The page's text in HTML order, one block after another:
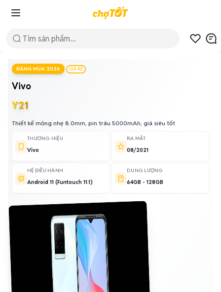
ĐÁNG MUA 2026 GIÁ RẺ
Vivo
Y21
Thiết kế mỏng nhẹ 8.0mm, pin trâu 5000mAh, giá siêu tốt
THƯƠNG HIỆU
Vivo
RA MẮT
08/2021
HỆ ĐIỀU HÀNH
Android 11 (Funtouch 11.1)
DUNG LƯỢNG
64GB - 128GB